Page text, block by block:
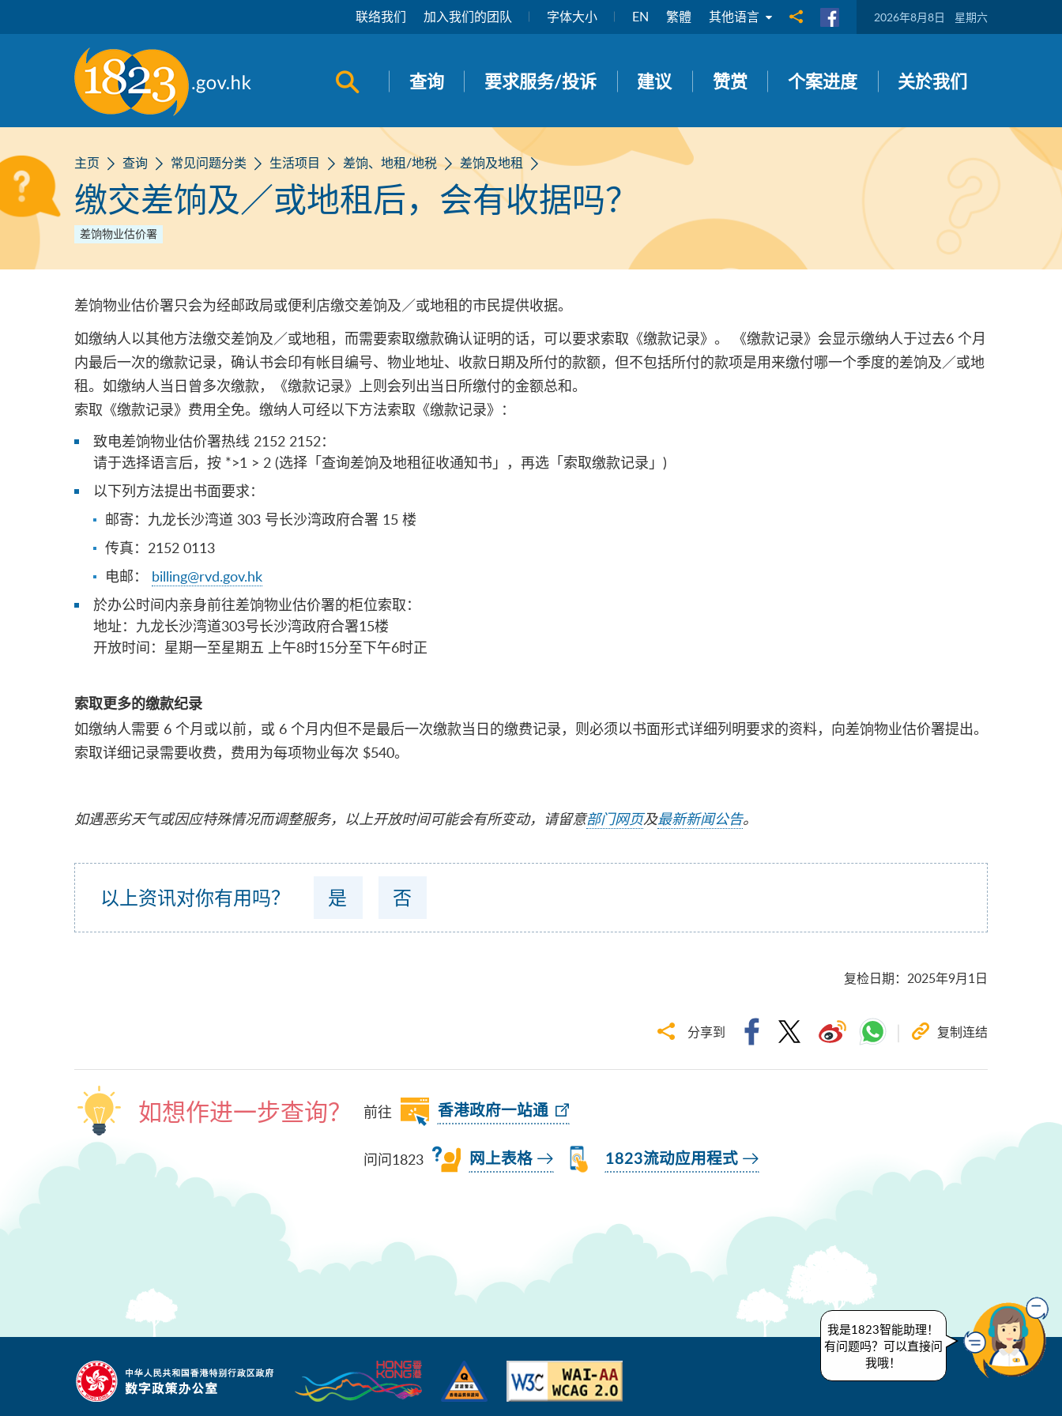
联络我们 加入我们的团队 字体大小 EN 繁體 其他语言 分享到 2026年8月8日 星期六
开启搜寻面板
查询 要求服务/投诉 建议 赞赏 个案进度 关於我们
主页 查询 常见问题分类 生活项目 差饷、地租/地税 差饷及地租
缴交差饷及／或地租后，会有收据吗？
差饷物业估价署
差饷物业估价署只会为经邮政局或便利店缴交差饷及／或地租的市民提供收据。
如缴纳人以其他方法缴交差饷及／或地租，而需要索取缴款确认证明的话，可以要求索取《缴款记录》。 《缴款记录》会显示缴纳人于过去6 个月
内最后一次的缴款记录，确认书会印有帐目编号、物业地址、收款日期及所付的款额，但不包括所付的款项是用来缴付哪一个季度的差饷及／或地
租。如缴纳人当日曾多次缴款，《缴款记录》上则会列出当日所缴付的金额总和。
索取《缴款记录》费用全免。缴纳人可经以下方法索取《缴款记录》：
致电差饷物业估价署热线 2152 2152：
请于选择语言后，按 *>1 > 2 (选择「查询差饷及地租征收通知书」，再选「索取缴款记录」)
以下列方法提出书面要求：
邮寄：九龙长沙湾道 303 号长沙湾政府合署 15 楼
传真：2152 0113
电邮： billing@rvd.gov.hk
於办公时间内亲身前往差饷物业估价署的柜位索取：
地址：九龙长沙湾道303号长沙湾政府合署15楼
开放时间：星期一至星期五 上午8时15分至下午6时正
索取更多的缴款纪录
如缴纳人需要 6 个月或以前，或 6 个月内但不是最后一次缴款当日的缴费记录，则必须以书面形式详细列明要求的资料，向差饷物业估价署提出。
索取详细记录需要收费，费用为每项物业每次 $540。
如遇恶劣天气或因应特殊情况而调整服务，以上开放时间可能会有所变动，请留意部门网页及最新新闻公告。
以上资讯对你有用吗？ 是 否
复检日期： 2025年9月1日
分享到 复制连结
如想作进一步查询？ 前往 香港政府一站通
问问1823 网上表格 1823流动应用程式
我是1823智能助理！
有问题吗？可以直接问
我哦！